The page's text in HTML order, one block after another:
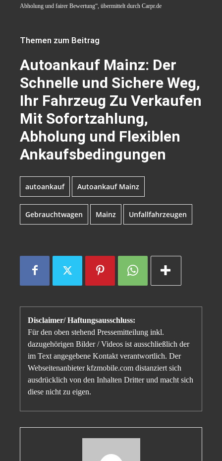
Abholung und fairer Bewertung“, übermittelt durch Carpr.de
Themen zum Beitrag
Autoankauf Mainz: Der
Schnelle und Sichere Weg,
Ihr Fahrzeug Zu Verkaufen
Mit Sofortzahlung,
Abholung und Flexiblen
Ankaufsbedingungen
autoankauf Autoankauf Mainz
Gebrauchtwagen Mainz Unfallfahrzeugen
Disclaimer/ Haftungsausschluss:
Für den oben stehend Pressemitteilung inkl.
dazugehörigen Bilder / Videos ist ausschließlich der
im Text angegebene Kontakt verantwortlich. Der
Webseitenanbieter kfzmobile.com distanziert sich
ausdrücklich von den Inhalten Dritter und macht sich
diese nicht zu eigen.